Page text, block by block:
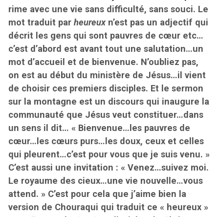
rime avec une vie sans difficulté, sans souci. Le
mot traduit par heureuxn’est pas un adjectif qui
décrit les gens qui sont pauvres de cœur etc…
c’est d’abord est avant tout une salutation…un
mot d’accueil et de bienvenue. N’oubliez pas,
on est au début du ministère de Jésus…il vient
de choisir ces premiers disciples. Et le sermon
sur la montagne est un discours qui inaugure la
communauté que Jésus veut constituer…dans
un sens il dit… « Bienvenue…les pauvres de
cœur…les cœurs purs…les doux, ceux et celles
qui pleurent…c’est pour vous que je suis venu. »
C’est aussi une invitation : « Venez…suivez moi.
Le royaume des cieux…une vie nouvelle…vous
attend. » C’est pour cela que j’aime bien la
version de Chouraqui qui traduit ce « heureux »